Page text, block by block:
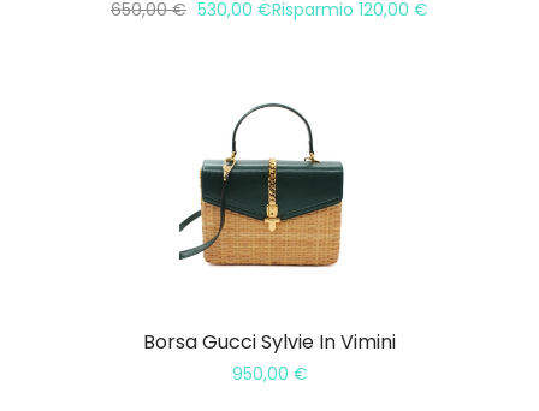
650,00€ 530,00 €Risparmio 120,00 €
Borsa Gucci Sylvie In Vimini
950,00 €